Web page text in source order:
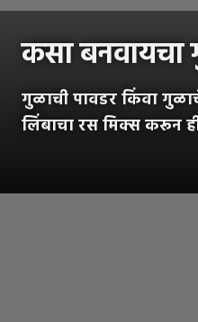
कसा
गुळाची पावडर किंवा
लिंबाचा रस मिक्स करून